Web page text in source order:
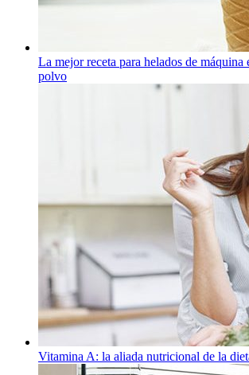
La mejor receta para helados de máquina
polvo
Vitamina A: la aliada nutricional de la